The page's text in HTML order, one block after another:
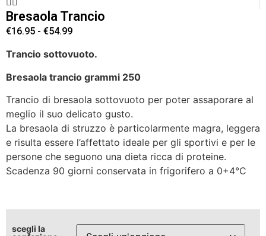
Bresaola Trancio
€16.95 - €54.99
Trancio sottovuoto.
Bresaola trancio grammi 250
Trancio di bresaola sottovuoto per poter assaporare al
meglio il suo delicato gusto.
La bresaola di struzzo è particolarmente magra, leggera
e risulta essere l’affettato ideale per gli sportivi e per le
persone che seguono una dieta ricca di proteine.
Scadenza 90 giorni conservata in frigorifero a 0+4°C
scegli la